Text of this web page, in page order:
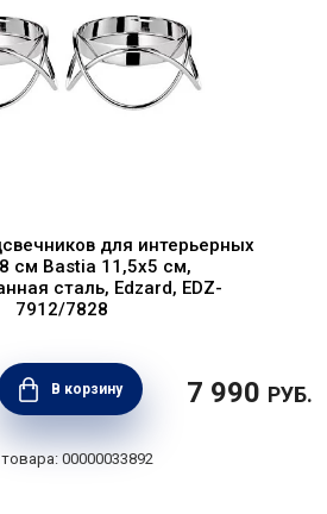
для интерьерных
см Bastia 11,5х5 см,
сталь, Edzard, EDZ-
7912/7828
В корзину 7 990 РУБ.
00000033892